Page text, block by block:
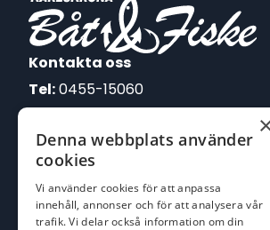
Kontakta oss
Tel:0455-15060
E-post:
johan@batofiske.se
kim@batofiske.se
Adress
Denna webbplats använder
cookies
Vi använder cookies för att anpassa
innehåll, annonser och för att analysera vår
trafik. Vi delar också information om din